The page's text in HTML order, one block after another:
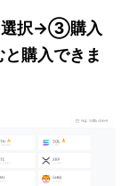
択→③購入
購入できま